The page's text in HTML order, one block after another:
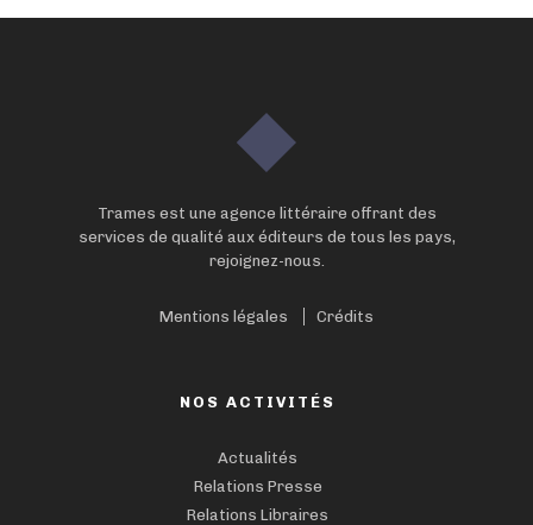
Trames est une agence littéraire offrant des
services de qualité aux éditeurs de tous les pays,
rejoignez-nous.
Mentions légales Crédits
NOS ACTIVITÉS
Actualités
Relations Presse
Relations Libraires